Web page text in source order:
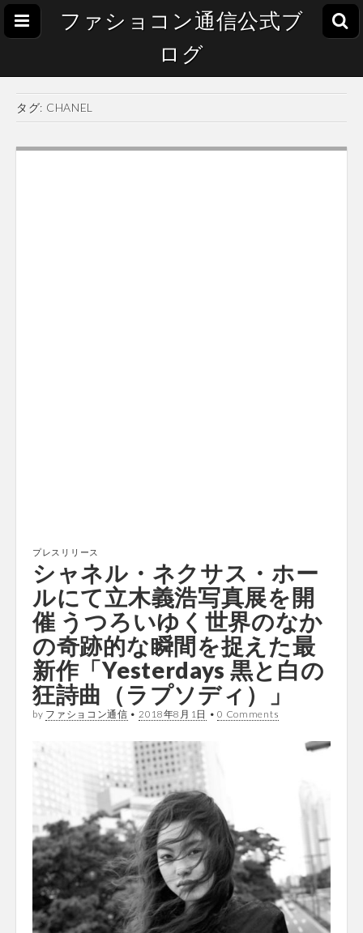
ファショコン通信公式ブ
ログ
タグ: CHANEL
プレスリリース
シャネル・ネクサス・ホー
ルにて立木義浩写真展を開
催 うつろいゆく世界のなか
の奇跡的な瞬間を捉えた最
新作「Yesterdays 黒と白の
狂詩曲（ラプソディ）」
by ファショコン通信 • 2018年8月1日 •0 Comments